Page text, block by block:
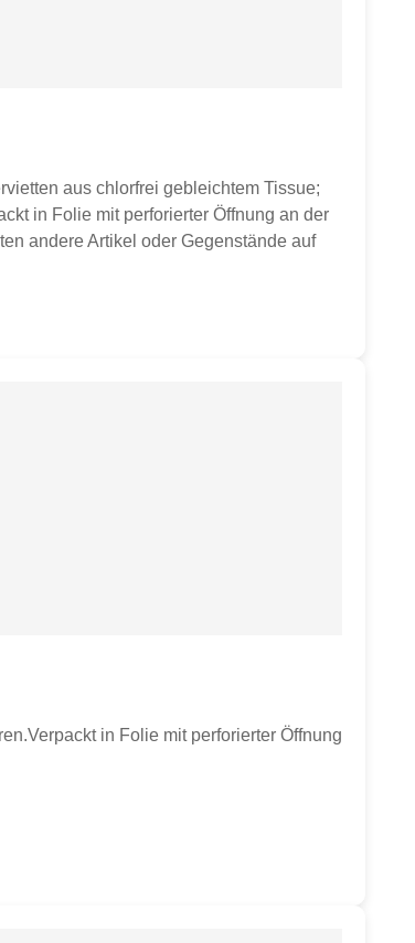
aus chlorfrei gebleichtem Tissue;
in Folie mit perforierter Öffnung an der
andere Artikel oder Gegenstände auf
in Folie mit perforierter Öffnung